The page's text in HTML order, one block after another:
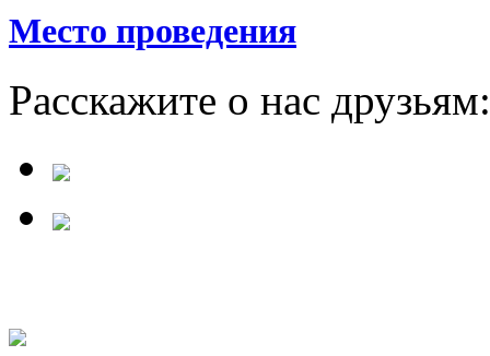
Место проведения
Расскажите о нас друзьям: